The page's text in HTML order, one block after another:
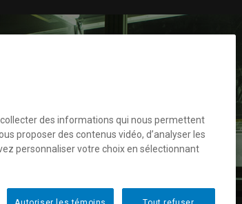
des informations qui nous permettent
proposer des contenus vidéo, d’analyser les
personnaliser votre choix en sélectionnant